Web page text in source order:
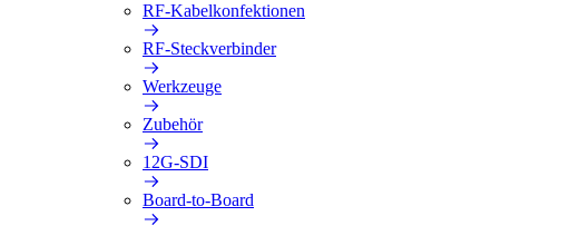
RF-Kabelkonfektionen
RF-Steckverbinder
Werkzeuge
Zubehör
12G-SDI
Board-to-Board